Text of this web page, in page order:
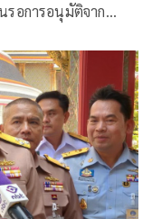
รอการอนุมัติจาก